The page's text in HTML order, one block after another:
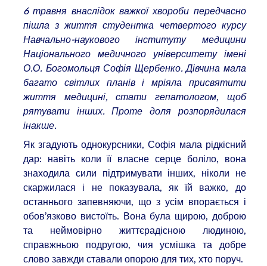
6 травня внаслідок важкої хвороби передчасно
пішла з життя студентка четвертого курсу
Навчально-наукового інституту медицини
Національного медичного університету імені
О.О. Богомольця Софія Щербенко. Дівчина мала
багато світлих планів і мріяла присвятити
життя медицині, стати гепатологом, щоб
рятувати інших. Проте доля розпорядилася
інакше.
Як згадують однокурсники, Софія мала рідкісний
дар: навіть коли її власне серце боліло, вона
знаходила сили підтримувати інших, ніколи не
скаржилася і не показувала, як їй важко, до
останнього запевняючи, що з усім впорається і
обов’язково вистоїть. Вона була щирою, доброю
та неймовірно життєрадісною людиною,
справжньою подругою, чия усмішка та добре
слово завжди ставали опорою для тих, хто поруч.